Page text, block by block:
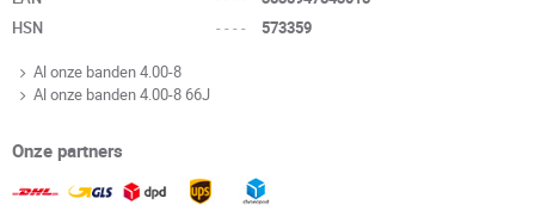
HSN
---- 573359
Al onze banden 4.00-8
Al onze banden 4.00-8 66J
Onze partners